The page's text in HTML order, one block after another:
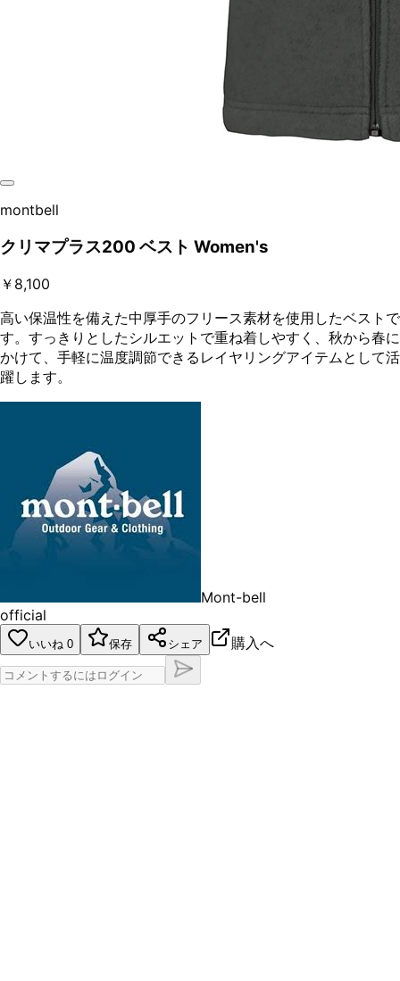
montbell
クリマプラス200 ベスト Women's
￥8,100
高い保温性を備えた中厚手のフリース素材を使用したベストで
す。すっきりとしたシルエットで重ね着しやすく、秋から春に
かけて、手軽に温度調節できるレイヤリングアイテムとして活
躍します。
Mont-bell
official
いいね 0 保存 シェア 購入へ